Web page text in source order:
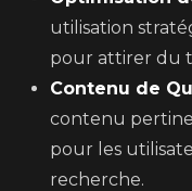
utilisation
pour attirer du
Contenu de
contenu
pour les
recherche.